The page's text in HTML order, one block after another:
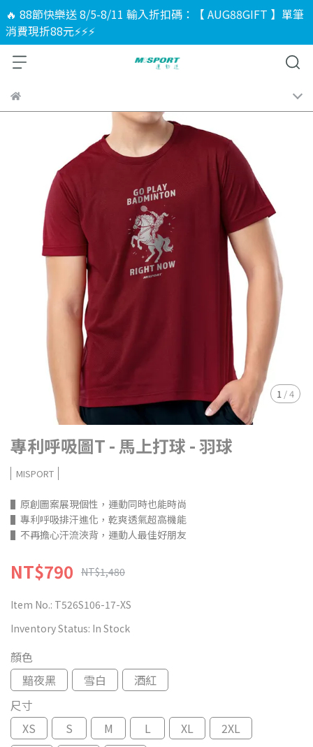
🔥 88節快樂送 8/5-8/11 輸入折扣碼：【 AUG88GIFT 】單筆
消費現折88元⚡⚡⚡
1 /4
專利呼吸圖T - 馬上打球 - 羽球
MISPORT
▌原創圖案展現個性，運動同時也能時尚
▌專利呼吸排汗進化，乾爽透氣超高機能
▌不再擔心汗流浹背，運動人最佳好朋友
NT$790 NT$1,480
Item No.: T526S106-17-XS
Inventory Status: In Stock
顏色
黯夜黑
雪白
酒紅
尺寸
XS
S M L XL
2XL